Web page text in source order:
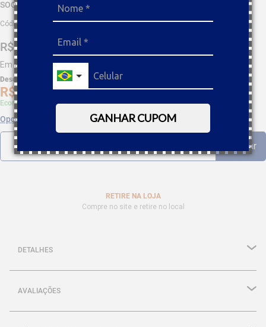
GANHAR CUPOM
SOQUETE SEXTAVADO DE IMPACTO 1/4"MM GEDORE 022008
Código
R$ 39
Em até 13,03sem juros
Desc. de
R$
Economize 5% à vista com Boleto, PIX
Opções de parcelamento
RETIRE NA LOJA
Compre no site e retire no local
DETALHES
AVALIAÇÕES